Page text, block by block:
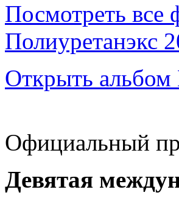
Посмотреть все
Полиуретанэкс
Открыть альбом
Официальный
Девятая